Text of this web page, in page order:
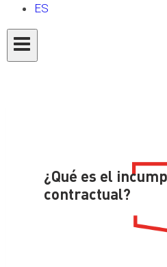
ES
¿Qué es el
contractual?